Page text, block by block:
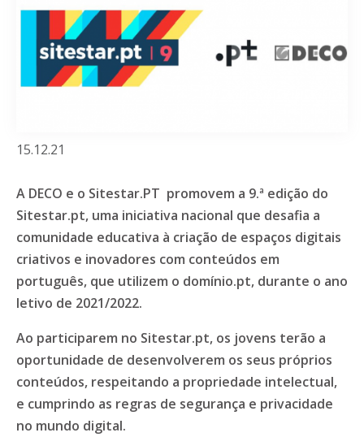
15.12.21
A DECO e o Sitestar.PT promovem a 9.ª edição do
Sitestar.pt, uma iniciativa nacional que desafia a
comunidade educativa à criação de espaços digitais
criativos e inovadores com conteúdos em
português, que utilizem o domínio.pt, durante o ano
letivo de 2021/2022.
Ao participarem no Sitestar.pt, os jovens terão a
oportunidade de desenvolverem os seus próprios
conteúdos, respeitando a propriedade intelectual,
e cumprindo as regras de segurança e privacidade
no mundo digital.